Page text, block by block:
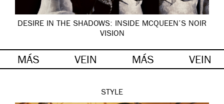
DESIRE IN THE SHADOWS: INSIDE MCQUEEN’S NOIR
VISION
MÁS VEIN MÁS VEIN
STYLE